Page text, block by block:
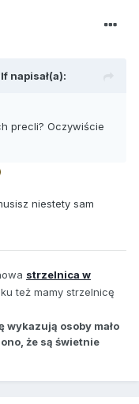
napisał(a):
precli? Oczywiście
niestety sam
strzelnica w
też mamy strzelnicę
osoby mało
że są świetnie